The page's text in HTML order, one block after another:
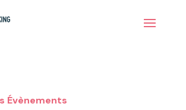
Évènements